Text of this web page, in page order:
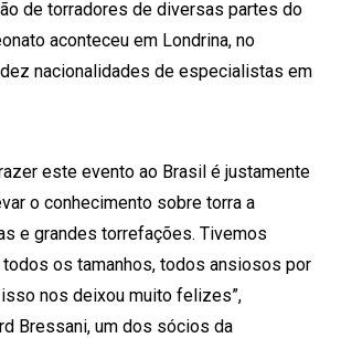
de torradores de diversas partes do
aconteceu em Londrina, no
dez nacionalidades de especialistas em
este evento ao Brasil é justamente
o conhecimento sobre torra a
e grandes torrefações. Tivemos
os tamanhos, todos ansiosos por
nos deixou muito felizes”,
Bressani, um dos sócios da